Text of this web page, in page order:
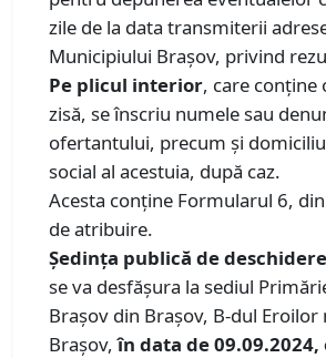
zile de la data transmiterii
Municipiului Brașov, privind
Pe plicul interior, care
zisă, se înscriu numele sau
ofertantului, precum și
social al acestuia, după caz.
Acesta conține Formularul 6,
de atribuire.
Ședința publică de
se va desfășura la sediul
Brașov din Brașov, B-dul Eroilor
Brașov,în data de 09.09.2024,